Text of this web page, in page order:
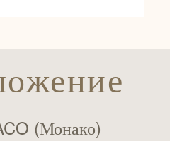
(Монако)